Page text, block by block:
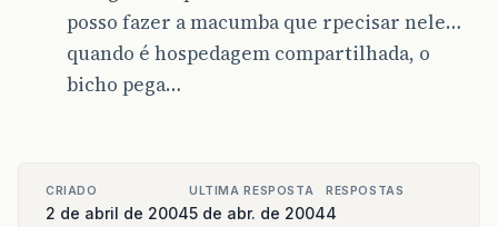
posso fazer a macumba que rpecisar nele…
quando é hospedagem compartilhada, o
bicho pega…
CRIADO
2 de abril de 2004
ULTIMA RESPOSTA
5 de abr. de 2004
RESPOSTAS
4